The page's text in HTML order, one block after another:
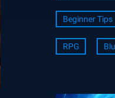
Beginner Tips
RPG